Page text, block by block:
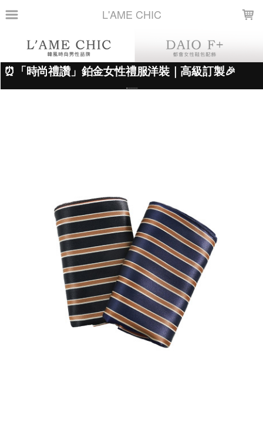
L'AME CHIC